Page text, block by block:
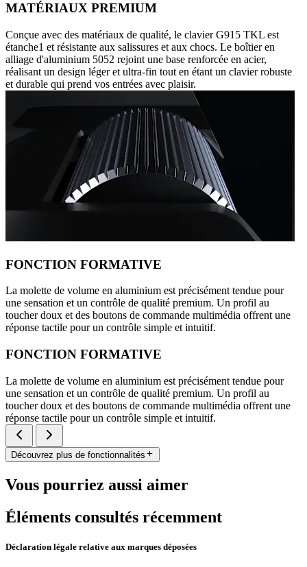
MATÉRIAUX PREMIUM
Conçue avec des matériaux de qualité, le clavier G915 TKL est
étanche1 et résistante aux salissures et aux chocs. Le boîtier en
alliage d'aluminium 5052 rejoint une base renforcée en acier,
réalisant un design léger et ultra-fin tout en étant un clavier robuste
et durable qui prend vos entrées avec plaisir.
FONCTION FORMATIVE
La molette de volume en aluminium est précisément tendue pour
une sensation et un contrôle de qualité premium. Un profil au
toucher doux et des boutons de commande multimédia offrent une
réponse tactile pour un contrôle simple et intuitif.
FONCTION FORMATIVE
La molette de volume en aluminium est précisément tendue pour
une sensation et un contrôle de qualité premium. Un profil au
toucher doux et des boutons de commande multimédia offrent une
réponse tactile pour un contrôle simple et intuitif.
Découvrez plus de fonctionnalités
Vous pourriez aussi aimer
Éléments consultés récemment
Déclaration légale relative aux marques déposées